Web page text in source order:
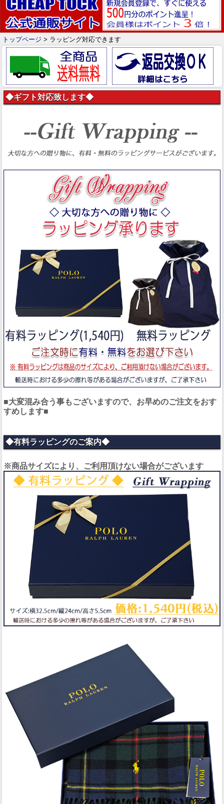
トップページ > ラッピング対応できます
◆ギフト対応致します◆
■大変混み合う事もございますので、お早めのご注文をおす
すめします■
◆有料ラッピングのご案内◆
※商品サイズにより、ご利用頂けない場合がございます